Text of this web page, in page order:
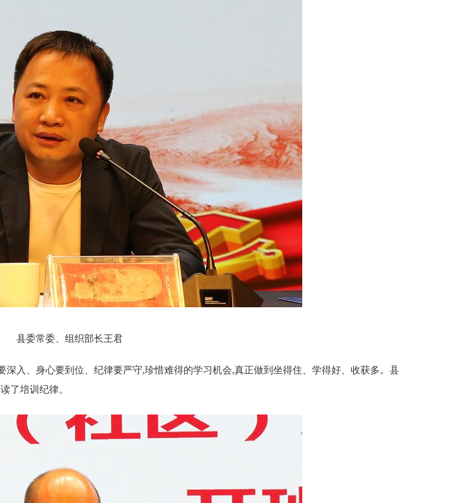
县委常委、组织部长王君
入、身心要到位、纪律要严守,珍惜难得的学习机会,真正做到坐得住、学得好、收获多。县
了培训纪律。